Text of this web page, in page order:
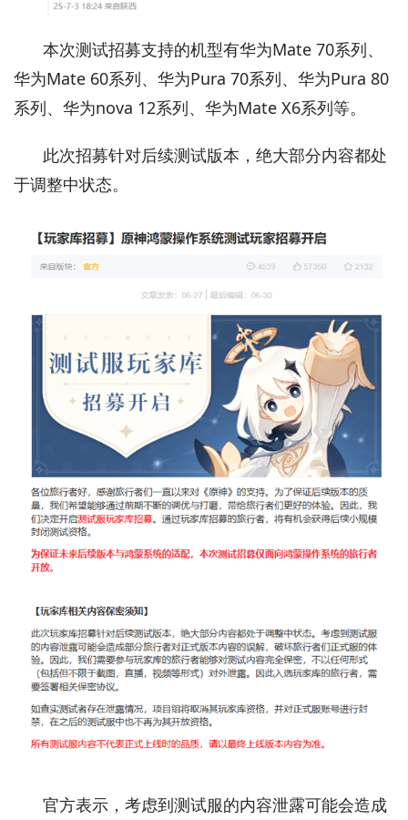
本次测试招募支持的机型有华为Mate 70系列、
华为Mate 60系列、华为Pura 70系列、华为Pura 80
系列、华为nova 12系列、华为Mate X6系列等。
此次招募针对后续测试版本，绝大部分内容都处
于调整中状态。
官方表示，考虑到测试服的内容泄露可能会造成